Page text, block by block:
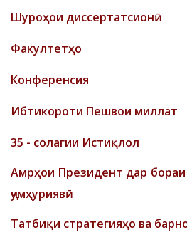
Шyроҳои диссертатсионӣ
Факултетҳо
Конференсия
Ибтикороти Пешвои миллат
35 - солагии Истиқлол
Амрҳои Президент дар
ҷумҳуриявӣ
Татбиқи стратегияҳо ва